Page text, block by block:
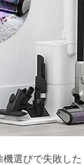
機選びで失敗し